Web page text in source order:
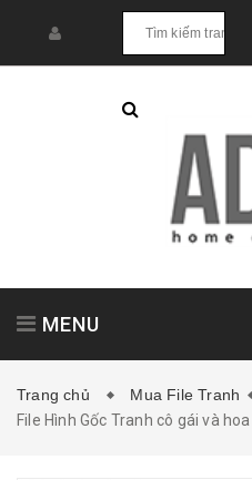
MENU
Tranh treo tường
Trang chủ
Mua File Tranh
File Hình Gốc Tranh cô gái và hoa